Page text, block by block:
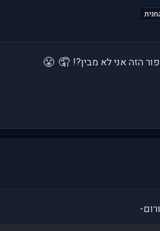
הזה אני לא מבין?! 🤦
😤